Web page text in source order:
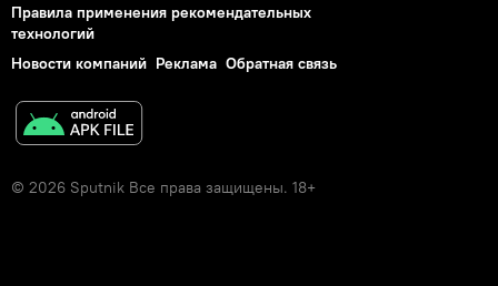
Правила применения рекомендательных
технологий
Новости компаний Реклама Обратная связь
© 2026 Sputnik Все права защищены. 18+